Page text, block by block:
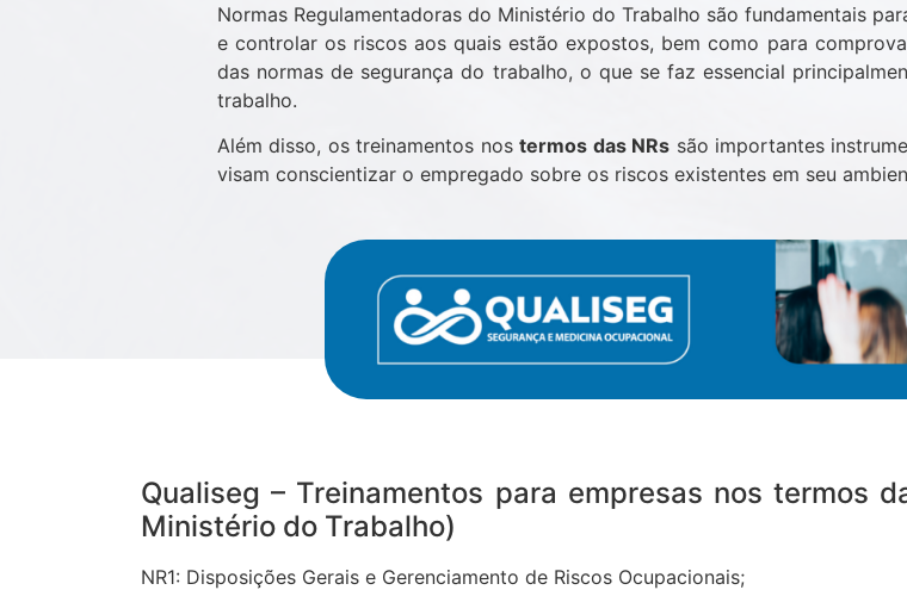
Normas Regulamentadoras do Ministério do Trabalho são fundamentais
e controlar os riscos aos quais estão expostos, bem como para
das normas de segurança do trabalho, o que se faz essencial
trabalho.
Além disso, os treinamentos nostermos das NRs são importantes
visam conscientizar o empregado sobre os riscos existentes em seu
Qualiseg – Treinamentos para empresas nos termos
Ministério do Trabalho)
NR1: Disposições Gerais e Gerenciamento de Riscos Ocupacionais;